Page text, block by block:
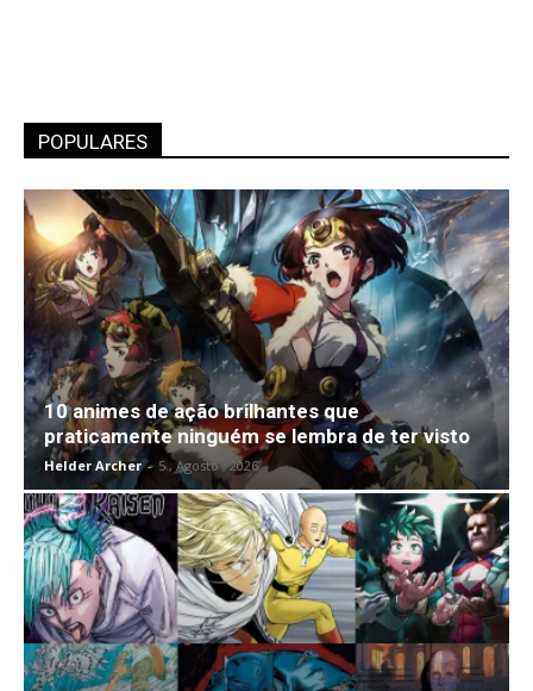
POPULARES
10 animes de ação brilhantes que
praticamente ninguém se lembra de ter visto
Helder Archer - 5 , Agosto , 2026